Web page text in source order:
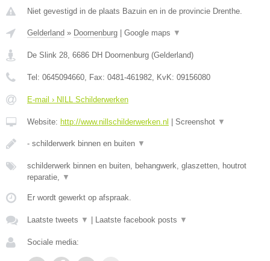
Niet gevestigd in de plaats Bazuin en in de provincie Drenthe.
Gelderland » Doornenburg Google maps ▼
De Slink 28, 6686 DH Doornenburg (Gelderland)
Tel: 0645094660, Fax: 0481-461982, KvK: 09156080
E-mail › NILL Schilderwerken
Website: http://www.nillschilderwerken.nl Screenshot ▼
- schilderwerk binnen en buiten ▼
schilderwerk binnen en buiten, behangwerk, glaszetten, houtrot
reparatie, ▼
Er wordt gewerkt op afspraak.
Laatste tweets ▼ Laatste facebook posts ▼
Sociale media: